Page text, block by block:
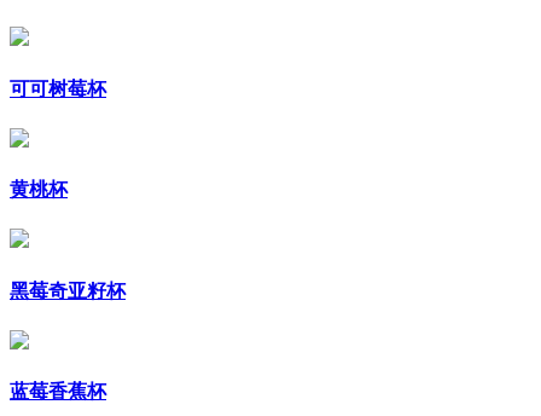
可可树莓杯
黄桃杯
黑莓奇亚籽杯
蓝莓香蕉杯